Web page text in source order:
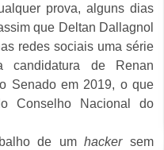
prova, alguns dias
que Deltan Dallagnol
redes sociais uma série
candidatura de Renan
Senado em 2019, o que
Conselho Nacional do
de umhackersem